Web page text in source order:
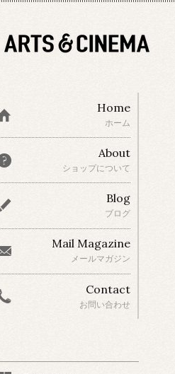
Home
ホーム
About
ショップについて
Blog
ブログ
Mail Magazine
メールマガジン
Contact
お問い合わせ